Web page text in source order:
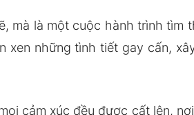
mà là một cuộc hành trình tìm
xen những tình tiết gay cấn,
cảm xúc đều được cất lên,